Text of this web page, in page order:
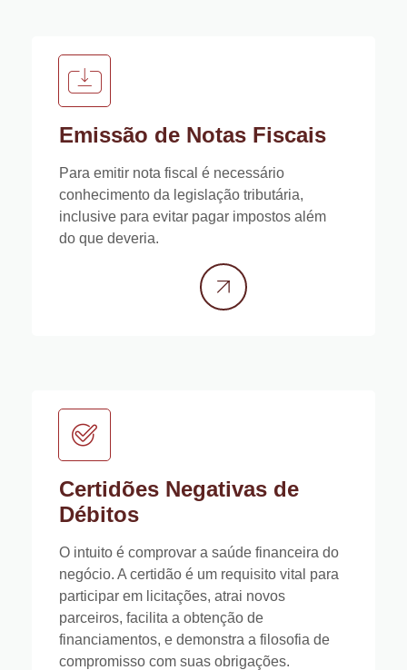
Emissão de Notas Fiscais
Para emitir nota fiscal é necessário
conhecimento da legislação tributária,
inclusive para evitar pagar impostos além
do que deveria.
Certidões Negativas de
Débitos
O intuito é comprovar a saúde financeira do
negócio. A certidão é um requisito vital para
participar em licitações, atrai novos
parceiros, facilita a obtenção de
financiamentos, e demonstra a filosofia de
compromisso com suas obrigações.